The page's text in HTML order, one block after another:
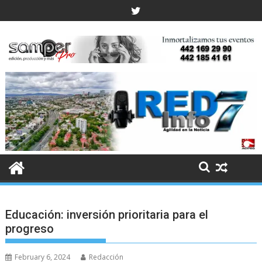
to
Educación: inversión prioritaria para el
progreso
February 6, 2024 Redacción